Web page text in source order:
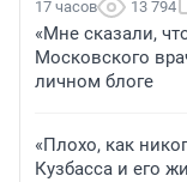
17 часов 13 794
«Мне сказали,
Московского
личном блоге
«Плохо, как
Кузбасса и его